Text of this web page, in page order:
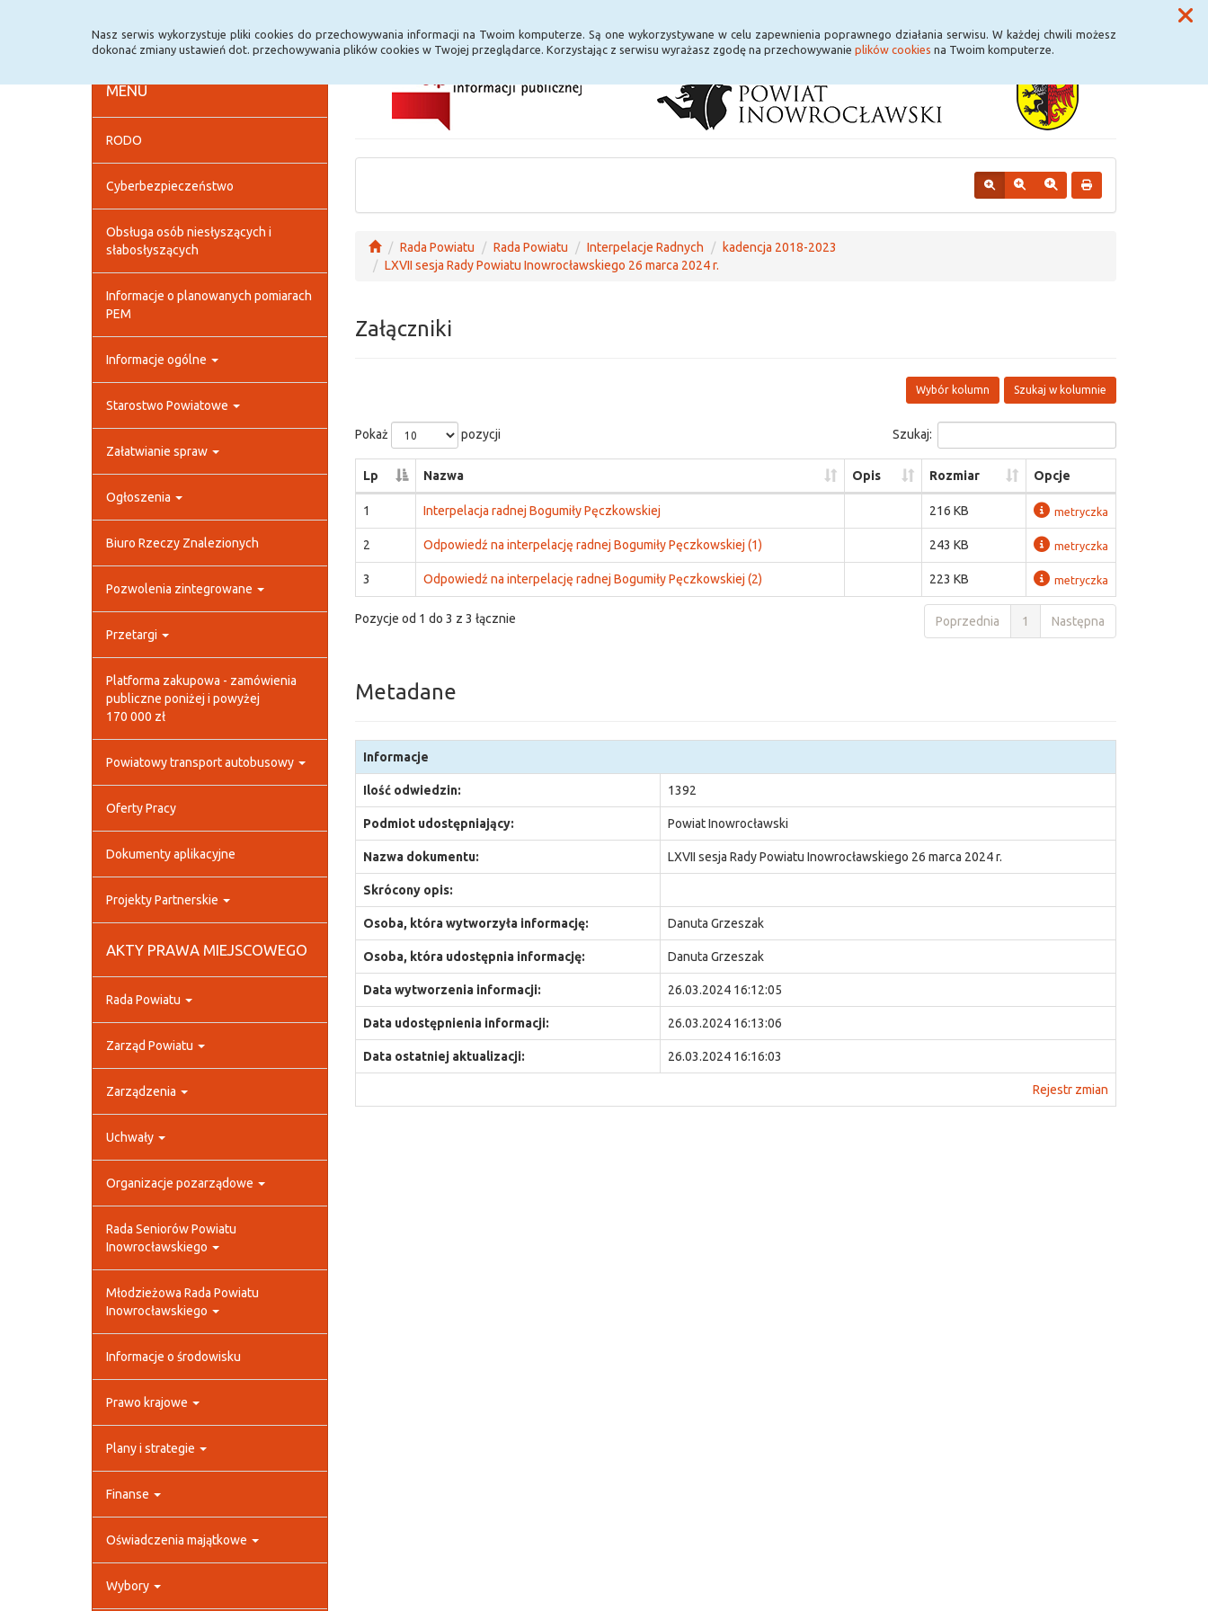
Nasz serwis wykorzystuje pliki cookies do przechowywania informacji na Twoim komputerze. Są one wykorzystywane w celu zapewnienia poprawnego działania serwisu. W każdej chwili możesz
dokonać zmiany ustawień dot. przechowywania plików cookies w Twojej przeglądarce. Korzystając z serwisu wyrażasz zgodę na przechowywanie plików cookies na Twoim komputerze.
MENU
RODO
Cyberbezpieczeństwo
Obsługa osób niesłyszących i
słabosłyszących
Informacje o planowanych pomiarach
PEM
Informacje ogólne
Starostwo Powiatowe
Załatwianie spraw
Ogłoszenia
Biuro Rzeczy Znalezionych
Pozwolenia zintegrowane
Przetargi
Platforma zakupowa - zamówienia
publiczne poniżej i powyżej
170 000 zł
Powiatowy transport autobusowy
Oferty Pracy
Dokumenty aplikacyjne
Projekty Partnerskie
AKTY PRAWA MIEJSCOWEGO
Rada Powiatu
Zarząd Powiatu
Zarządzenia
Uchwały
Organizacje pozarządowe
Rada Seniorów Powiatu
Inowrocławskiego
Młodzieżowa Rada Powiatu
Inowrocławskiego
Informacje o środowisku
Prawo krajowe
Plany i strategie
Finanse
Oświadczenia majątkowe
Wybory
Rada Powiatu Rada Powiatu Interpelacje Radnych
kadencja 2018-2023
LXVII sesja Rady Powiatu Inowrocławskiego 26 marca 2024 r.
Załączniki
Szukaj w kolumnie
Wybór kolumn
Pokaż pozycji Szukaj:
Lp Nazwa Opis Rozmiar Opcje
1 Interpelacja radnej Bogumiły Pęczkowskiej 216 KB metryczka
2 Odpowiedź na interpelację radnej Bogumiły Pęczkowskiej (1) 243 KB metryczka
3 Odpowiedź na interpelację radnej Bogumiły Pęczkowskiej (2) 223 KB metryczka
Pozycje od 1 do 3 z 3 łącznie Poprzednia 1 Następna
Metadane
Informacje
Ilość odwiedzin: 1392
Podmiot udostępniający: Powiat Inowrocławski
Nazwa dokumentu: LXVII sesja Rady Powiatu Inowrocławskiego 26 marca 2024 r.
Skrócony opis:
Osoba, która wytworzyła informację: Danuta Grzeszak
Osoba, która udostępnia informację: Danuta Grzeszak
Data wytworzenia informacji: 26.03.2024 16:12:05
Data udostępnienia informacji: 26.03.2024 16:13:06
Data ostatniej aktualizacji: 26.03.2024 16:16:03
Rejestr zmian